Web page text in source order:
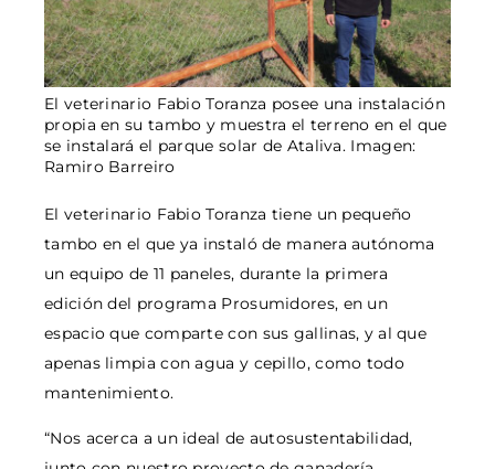
El veterinario Fabio Toranza posee una instalación
propia en su tambo y muestra el terreno en el que
se instalará el parque solar de Ataliva. Imagen:
Ramiro Barreiro
El veterinario Fabio Toranza tiene un pequeño
tambo en el que ya instaló de manera autónoma
un equipo de 11 paneles, durante la primera
edición del programa Prosumidores, en un
espacio que comparte con sus gallinas, y al que
apenas limpia con agua y cepillo, como todo
mantenimiento.
“Nos acerca a un ideal de autosustentabilidad,